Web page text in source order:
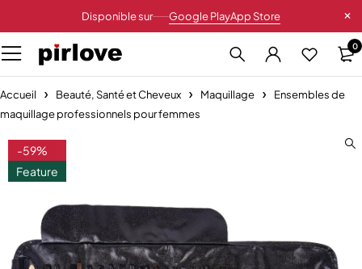
Disponible sur Google PlayApp Store
0
Accueil Beauté, Santé et Cheveux Maquillage
Ensembles de
maquillage professionnels pour femmes
-59%
Feature